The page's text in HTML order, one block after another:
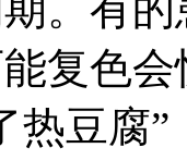
复色
热豆腐